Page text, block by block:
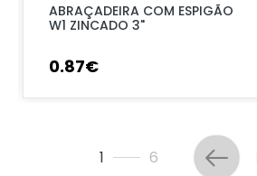
ABRAÇADEIRA COM ESPIGÃO
W1 ZINCADO 3"
0.87€
1 6